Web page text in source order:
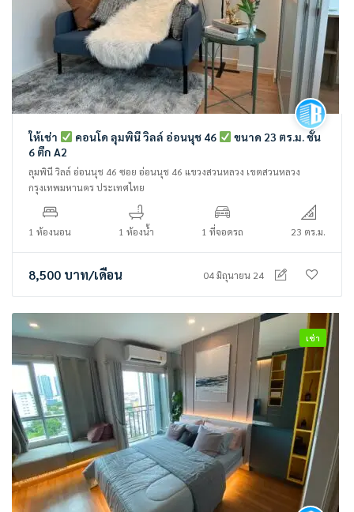
ให้เช่า คอนโด ลุมพินี วิลล์ อ่อนนุช 46
ขนาด 23 ตร.ม. ชั้น
6 ตึก A2
ลุมพินี วิลล์ อ่อนนุช 46 ซอย อ่อนนุช 46 แขวงสวนหลวง เขตสวนหลวง
กรุงเทพมหานคร ประเทศไทย
1 ห้องนอน 1 ห้องน้ำ 1 ที่จอดรถ 23 ตร.ม.
8,500 บาท/เดือน 04 มิถุนายน 24
เช่า